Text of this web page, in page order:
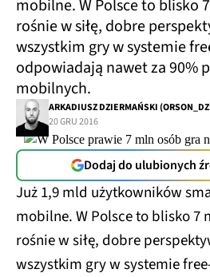
mobilne. W Polsce to blisko
rośnie w siłę, dobre
wszystkim gry w systemie
odpowiadają nawet za 90%
mobilnych.
ARKADIUSZ DZIERMAŃSKI
20 GRU 2016
Dodaj do ulubionych
Już 1,9 mld użytkowników
mobilne. W Polsce to blisko 7
rośnie w siłę, dobre
wszystkim gry w systemie